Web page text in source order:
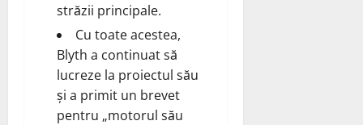
străzii principale.
Cu toate acestea,
Blyth a continuat să
lucreze la proiectul său
și a primit un brevet
pentru „motorul său